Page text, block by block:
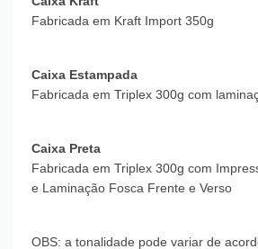
Fabricada em Kraft Import 350g
Caixa Estampada
Fabricada em Triplex 300g com
Caixa Preta
Fabricada em Triplex 300g com
e Laminação Fosca Frente e Verso
OBS: a tonalidade pode variar de